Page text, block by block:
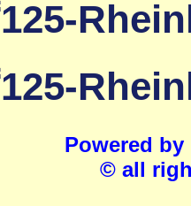
Powered by
© all